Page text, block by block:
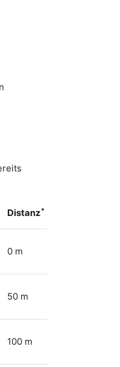
Distanz*
0 m
50 m
100 m